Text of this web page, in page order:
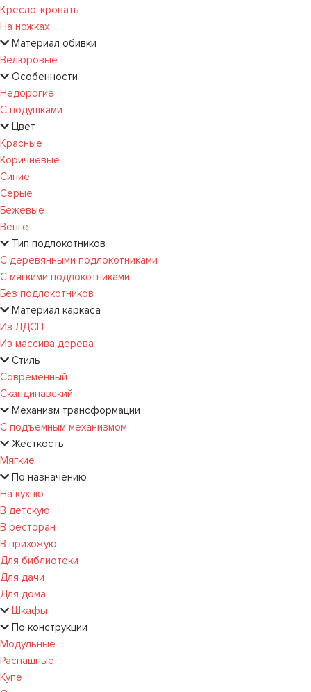
Кресло-кровать
На ножках
Материал обивки
Велюровые
Особенности
Недорогие
С подушками
Цвет
Красные
Коричневые
Синие
Серые
Бежевые
Венге
Тип подлокотников
С деревянными подлокотниками
С мягкими подлокотниками
Без подлокотников
Материал каркаса
Из ЛДСП
Из массива дерева
Стиль
Современный
Скандинавский
Механизм трансформации
С подъемным механизмом
Жесткость
Мягкие
По назначению
На кухню
В детскую
В ресторан
В прихожую
Для библиотеки
Для дачи
Для дома
Шкафы
По конструкции
Модульные
Распашные
Купе